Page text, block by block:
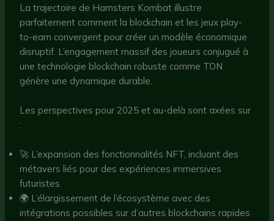
La trajectoire de Hamsters Kombat illustre
parfaitement comment la blockchain et les jeux play-
to-earn convergent pour créer un modèle économique
disruptif. L’engagement massif des joueurs conjugué à
une technologie blockchain robuste comme TON
génère une dynamique durable.
Les perspectives pour 2025 et au-delà sont axées sur
:
🚀 L’expansion des fonctionnalités NFT, incluant des
métavers liés pour des expériences immersives
futuristes.
🌍 L’élargissement de l’écosystème avec des
intégrations possibles sur d’autres blockchains rapides